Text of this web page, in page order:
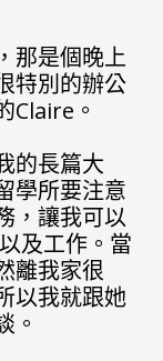
那是個晚上
特別的辦公
Claire。
的長篇大
學所要注意
，讓我可以
及工作。當
離我家很
以我就跟她
。